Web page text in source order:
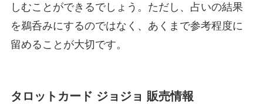
しむことができるでしょう。ただし、占いの結果
を鵜呑みにするのではなく、あくまで参考程度に
留めることが大切です。
タロットカード ジョジョ 販売情報